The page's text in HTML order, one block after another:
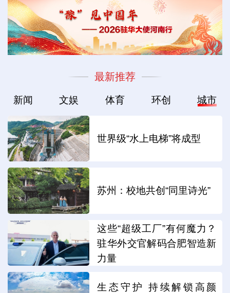
最新推荐
新闻 文娱 体育 环创 城市
世界级“水上电梯”将成型
苏州：校地共创“同里诗光”
这些“超级工厂”有何魔力？
驻华外交官解码合肥智造新
力量
生态守护 持续解锁高颜